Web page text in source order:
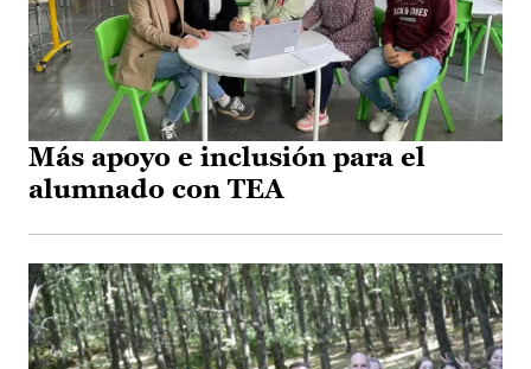
Más apoyo e inclusión para el
alumnado con TEA